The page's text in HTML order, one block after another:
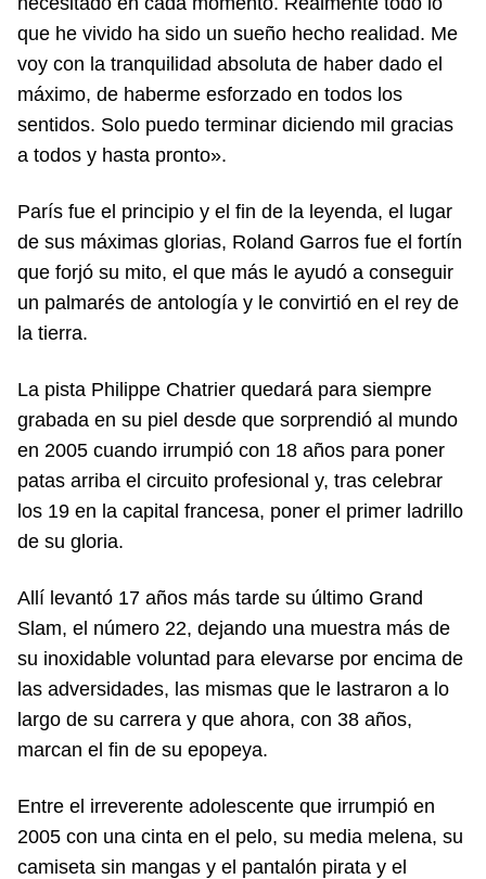
que he vivido ha sido un sueño hecho realidad. Me
voy con la tranquilidad absoluta de haber dado el
máximo, de haberme esforzado en todos los
sentidos. Solo puedo terminar diciendo mil gracias
a todos y hasta pronto».
París fue el principio y el fin de la leyenda, el lugar
de sus máximas glorias, Roland Garros fue el fortín
que forjó su mito, el que más le ayudó a conseguir
un palmarés de antología y le convirtió en el rey de
la tierra.
La pista Philippe Chatrier quedará para siempre
grabada en su piel desde que sorprendió al mundo
en 2005 cuando irrumpió con 18 años para poner
patas arriba el circuito profesional y, tras celebrar
los 19 en la capital francesa, poner el primer ladrillo
de su gloria.
Allí levantó 17 años más tarde su último Grand
Slam, el número 22, dejando una muestra más de
su inoxidable voluntad para elevarse por encima de
las adversidades, las mismas que le lastraron a lo
largo de su carrera y que ahora, con 38 años,
marcan el fin de su epopeya.
Entre el irreverente adolescente que irrumpió en
2005 con una cinta en el pelo, su media melena, su
camiseta sin mangas y el pantalón pirata y el